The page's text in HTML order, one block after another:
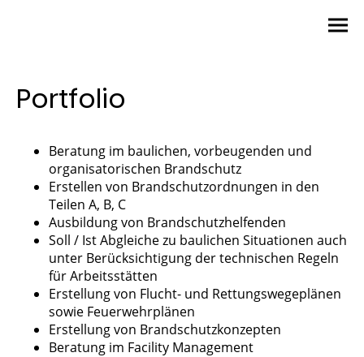
Portfolio
Beratung im baulichen, vorbeugenden und
organisatorischen Brandschutz
Erstellen von Brandschutzordnungen in den
Teilen A, B, C
Ausbildung von Brandschutzhelfenden
Soll / Ist Abgleiche zu baulichen Situationen auch
unter Berücksichtigung der technischen Regeln
für Arbeitsstätten
Erstellung von Flucht- und Rettungswegeplänen
sowie Feuerwehrplänen
Erstellung von Brandschutzkonzepten
Beratung im Facility Management